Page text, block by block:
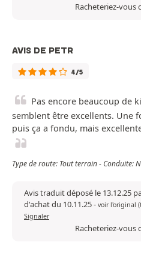
Racheteriez-vous
AVIS DE PETR
4/5
Pas encore beaucoup de
semblent être excellents. Une
puis ça a fondu, mais
Type de route: Tout terrain - Conduite:
Avis traduit déposé le 13.12.25
d'achat du 10.11.25- voir l'original
Signaler
Racheteriez-vous